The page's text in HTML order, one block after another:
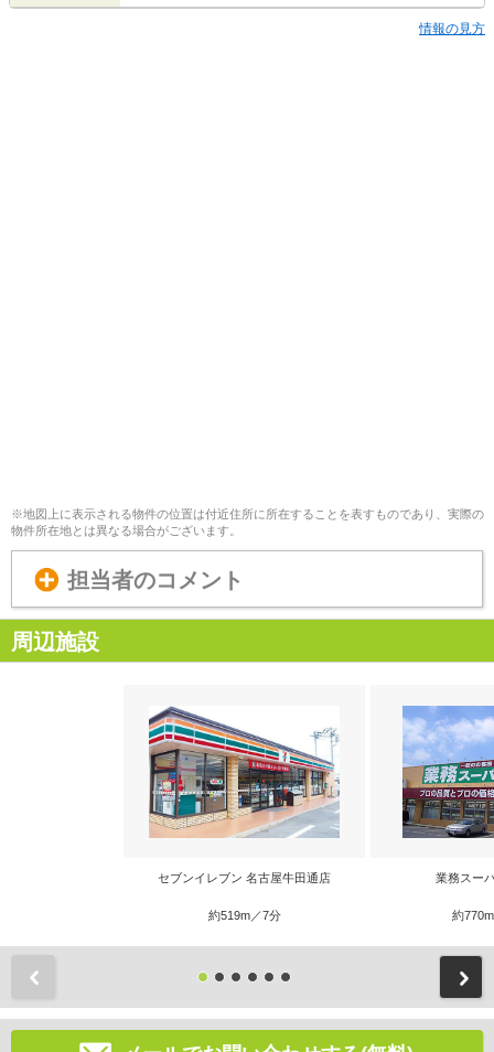
情報の見方
※地図上に表示される物件の位置は付近住所に所在することを表すものであり、実際の
物件所在地とは異なる場合がございます。
担当者のコメント
周辺施設
セブンイレブン 名古屋牛田通店
約519m／7分
業務スー
約